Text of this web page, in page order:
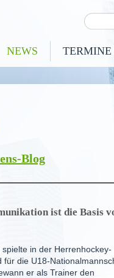
NEWS TERMINE
Blog
ist die Basis
in der Herrenhockey-
für die U18-
er als Trainer den